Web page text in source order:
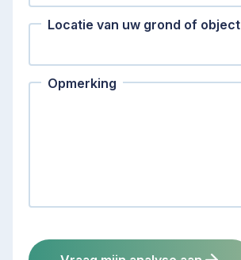
Locatie van uw grond of object
Opmerking